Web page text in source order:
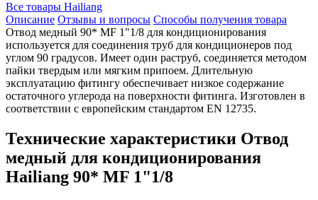
Все товары Hailiang
Описание Отзывы и вопросы Способы получения товара
Отвод медный 90* MF 1"1/8 для кондиционирования
используется для соединения труб для кондиционеров под
углом 90 градусов. Имеет один раструб, соединяется методом
пайки твердым или мягким припоем. Длительную
эксплуатацию фитингу обеспечивает низкое содержание
остаточного углерода на поверхности фитинга. Изготовлен в
соответствии с европейским стандартом EN 12735.
Технические характеристики Отвод
медный для кондиционирования
Hailiang 90* MF 1"1/8